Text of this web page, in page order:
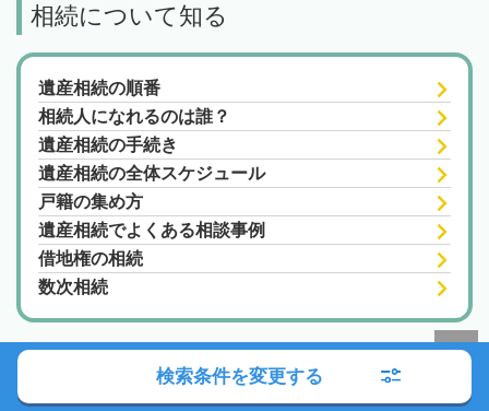
相続について知る
遺産相続の順番
相続人になれるのは誰？
遺産相続の手続き
遺産相続の全体スケジュール
戸籍の集め方
遺産相続でよくある相談事例
借地権の相続
数次相続
検索条件を変更する